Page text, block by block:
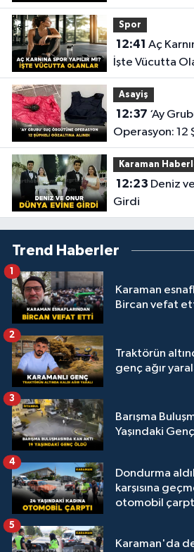
Spor
12:41
İşte Vücutta
Asayiş
12:37
Operasyon: 12
Alındı
Karaman
12:23
Girdi
Trend Haberler
Karaman
Bircan vefat
1
Traktörün
genç ağır
2
Barışma
Yaşındaki
3
Dondurma
karşısına
otomobil
4
Karaman'da
5